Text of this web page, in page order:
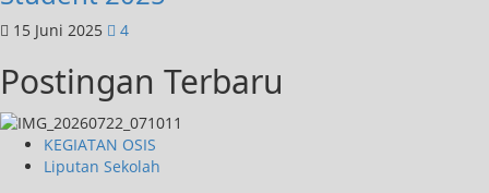
15 Juni 2025 4
Postingan Terbaru
KEGIATAN OSIS
Liputan Sekolah